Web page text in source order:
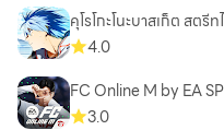
คุโรโกะโนะบาสเก็ต สตรี
4.0
FC Online M by EA
3.0